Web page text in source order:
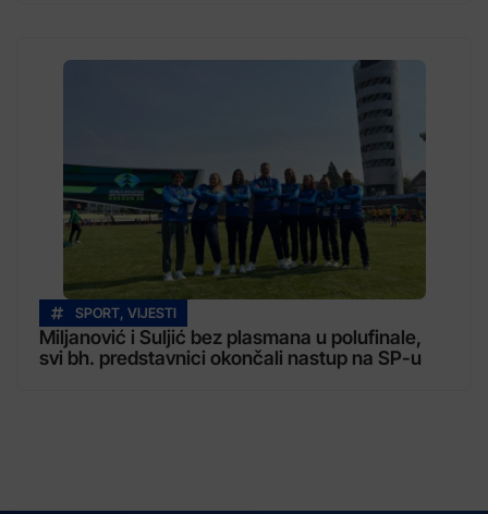
SPORT VIJESTI
Miljanović i Suljić bez plasmana u polufinale,
svi bh. predstavnici okončali nastup na SP-u